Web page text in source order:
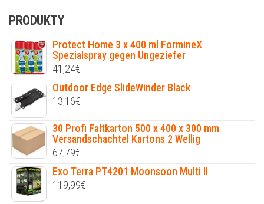
PRODUKTY
Protect Home 3 x 400 ml FormineX
Spezialspray gegen Ungeziefer
41,24€
Outdoor Edge SlideWinder Black
13,16€
30 Profi Faltkarton 500 x 400 x 300 mm
Versandschachtel Kartons 2 Wellig
67,79€
Exo Terra PT4201 Moonsoon Multi II
119,99€